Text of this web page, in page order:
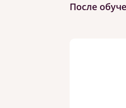
После